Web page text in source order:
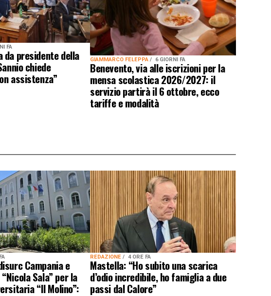
FA
da presidente della
chiede
assistenza”
GIAMMARCO FELEPPA 6 GIORNI FA
Benevento, via alle iscrizioni per la
mensa scolastica 2026/2027: il
servizio partirà il 6 ottobre, ecco
tariffe e modalità
Campania e
Sala” per la
“Il Molino”:
REDAZIONE 4 ORE FA
Mastella: “Ho subito una scarica
d’odio incredibile, ho famiglia a due
passi dal Calore”